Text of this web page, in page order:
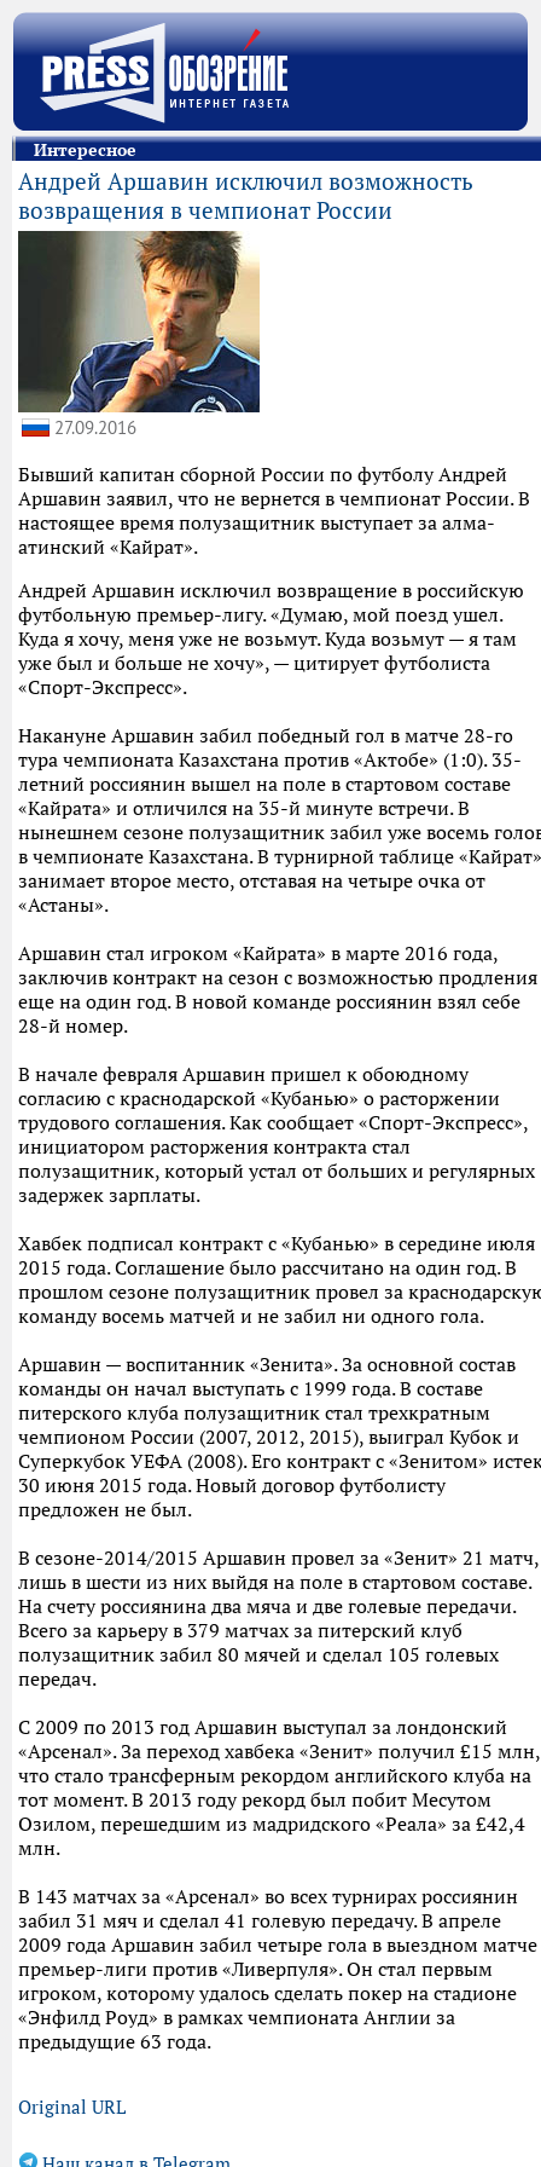
Интересное
Андрей Аршавин исключил возможность
возвращения в чемпионат России
27.09.2016
Бывший капитан сборной России по футболу Андрей
Аршавин заявил, что не вернется в чемпионат России. В
настоящее время полузащитник выступает за алма-
атинский «Кайрат».
Андрей Аршавин исключил возвращение в российскую
футбольную премьер-лигу. «Думаю, мой поезд ушел.
Куда я хочу, меня уже не возьмут. Куда возьмут — я там
уже был и больше не хочу», — цитирует футболиста
«Спорт-Экспресс».
Накануне Аршавин забил победный гол в матче 28-го
тура чемпионата Казахстана против «Актобе» (1:0). 35-
летний россиянин вышел на поле в стартовом составе
«Кайрата» и отличился на 35-й минуте встречи. В
нынешнем сезоне полузащитник забил уже восемь
в чемпионате Казахстана. В турнирной таблице «Кайрат»
занимает второе место, отставая на четыре очка от
«Астаны».
Аршавин стал игроком «Кайрата» в марте 2016 года,
заключив контракт на сезон с возможностью продления
еще на один год. В новой команде россиянин взял себе
28-й номер.
В начале февраля Аршавин пришел к обоюдному
согласию с краснодарской «Кубанью» о расторжении
трудового соглашения. Как сообщает «Спорт-Экспресс»,
инициатором расторжения контракта стал
полузащитник, который устал от больших и регулярных
задержек зарплаты.
Хавбек подписал контракт с «Кубанью» в середине июля
2015 года. Соглашение было рассчитано на один год. В
прошлом сезоне полузащитник провел за
команду восемь матчей и не забил ни одного гола.
Аршавин — воспитанник «Зенита». За основной состав
команды он начал выступать с 1999 года. В составе
питерского клуба полузащитник стал трехкратным
чемпионом России (2007, 2012, 2015), выиграл Кубок и
Суперкубок УЕФА (2008). Его контракт с «Зенитом»
30 июня 2015 года. Новый договор футболисту
предложен не был.
В сезоне-2014/2015 Аршавин провел за «Зенит» 21 матч,
лишь в шести из них выйдя на поле в стартовом составе.
На счету россиянина два мяча и две голевые передачи.
Всего за карьеру в 379 матчах за питерский клуб
полузащитник забил 80 мячей и сделал 105 голевых
передач.
С 2009 по 2013 год Аршавин выступал за лондонский
«Арсенал». За переход хавбека «Зенит» получил £15 млн,
что стало трансферным рекордом английского клуба на
тот момент. В 2013 году рекорд был побит Месутом
Озилом, перешедшим из мадридского «Реала» за £42,4
млн.
В 143 матчах за «Арсенал» во всех турнирах россиянин
забил 31 мяч и сделал 41 голевую передачу. В апреле
2009 года Аршавин забил четыре гола в выездном матче
премьер-лиги против «Ливерпуля». Он стал первым
игроком, которому удалось сделать покер на стадионе
«Энфилд Роуд» в рамках чемпионата Англии за
предыдущие 63 года.
Original URL